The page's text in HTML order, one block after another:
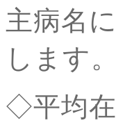
主病名
します。
◇平均